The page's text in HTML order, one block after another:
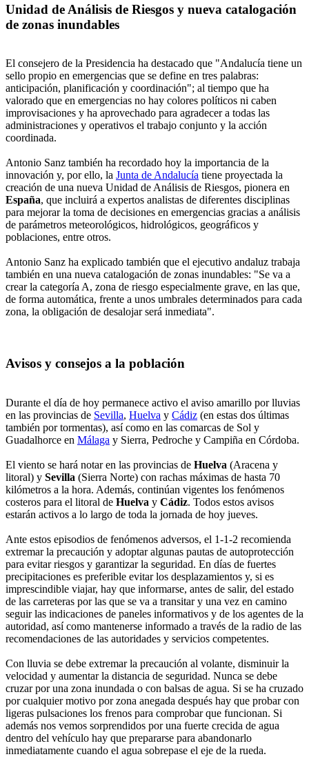
Unidad de Análisis de Riesgos y nueva catalogación
de zonas inundables
El consejero de la Presidencia ha destacado que "Andalucía tiene un
sello propio en emergencias que se define en tres palabras:
anticipación, planificación y coordinación"; al tiempo que ha
valorado que en emergencias no hay colores políticos ni caben
improvisaciones y ha aprovechado para agradecer a todas las
administraciones y operativos el trabajo conjunto y la acción
coordinada.
Antonio Sanz también ha recordado hoy la importancia de la
innovación y, por ello, la Junta de Andalucía tiene proyectada la
creación de una nueva Unidad de Análisis de Riesgos, pionera en
España, que incluirá a expertos analistas de diferentes disciplinas
para mejorar la toma de decisiones en emergencias gracias a análisis
de parámetros meteorológicos, hidrológicos, geográficos y
poblaciones, entre otros.
Antonio Sanz ha explicado también que el ejecutivo andaluz trabaja
también en una nueva catalogación de zonas inundables: "Se va a
crear la categoría A, zona de riesgo especialmente grave, en las que,
de forma automática, frente a unos umbrales determinados para cada
zona, la obligación de desalojar será inmediata".
Avisos y consejos a la población
Durante el día de hoy permanece activo el aviso amarillo por lluvias
en las provincias de Sevilla, Huelva y Cádiz (en estas dos últimas
también por tormentas), así como en las comarcas de Sol y
Guadalhorce en Málaga y Sierra, Pedroche y Campiña en Córdoba.
El viento se hará notar en las provincias de Huelva (Aracena y
litoral) y Sevilla (Sierra Norte) con rachas máximas de hasta 70
kilómetros a la hora. Además, continúan vigentes los fenómenos
costeros para el litoral de Huelva y Cádiz. Todos estos avisos
estarán activos a lo largo de toda la jornada de hoy jueves.
Ante estos episodios de fenómenos adversos, el 1-1-2 recomienda
extremar la precaución y adoptar algunas pautas de autoprotección
para evitar riesgos y garantizar la seguridad. En días de fuertes
precipitaciones es preferible evitar los desplazamientos y, si es
imprescindible viajar, hay que informarse, antes de salir, del estado
de las carreteras por las que se va a transitar y una vez en camino
seguir las indicaciones de paneles informativos y de los agentes de la
autoridad, así como mantenerse informado a través de la radio de las
recomendaciones de las autoridades y servicios competentes.
Con lluvia se debe extremar la precaución al volante, disminuir la
velocidad y aumentar la distancia de seguridad. Nunca se debe
cruzar por una zona inundada o con balsas de agua. Si se ha cruzado
por cualquier motivo por zona anegada después hay que probar con
ligeras pulsaciones los frenos para comprobar que funcionan. Si
además nos vemos sorprendidos por una fuerte crecida de agua
dentro del vehículo hay que prepararse para abandonarlo
inmediatamente cuando el agua sobrepase el eje de la rueda.